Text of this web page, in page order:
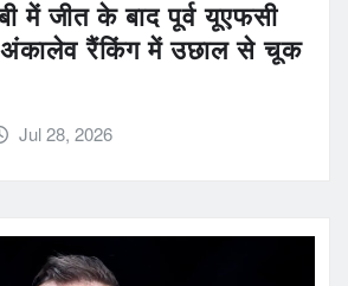
में जीत के बाद पूर्व यूएफसी
अंकालेव रैंकिंग में उछाल से चूक
Jul 28, 2026